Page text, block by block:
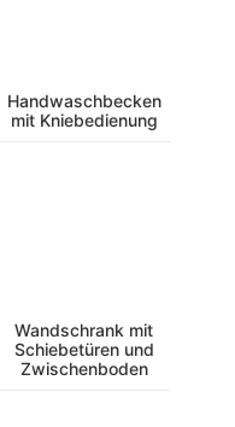
Handwaschbecken
mit Kniebedienung
Wandschrank mit
Schiebetüren und
Zwischenboden